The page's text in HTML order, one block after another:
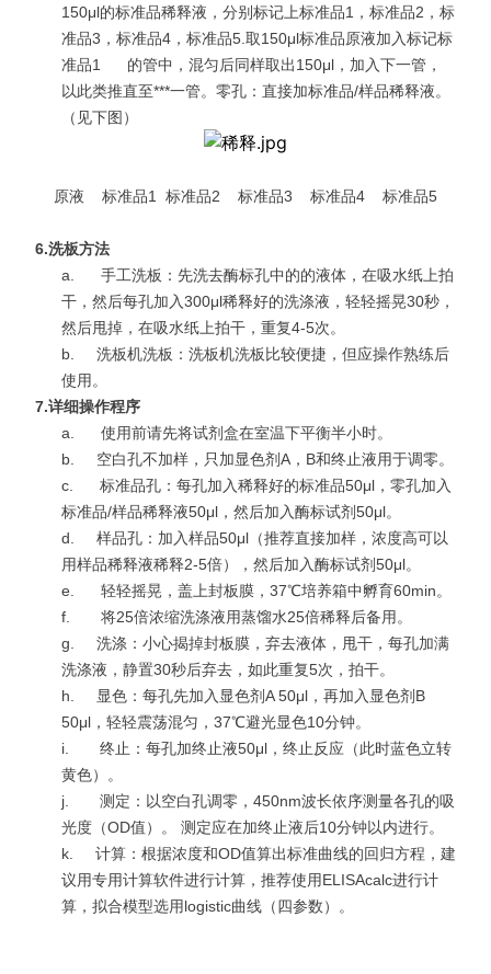
150μl的标准品稀释液，分别标记上标准品1，标准品2，标
准品3，标准品4，标准品5.取150μl标准品原液加入标记标
准品1 的管中，混匀后同样取出150μl，加入下一管，
以此类推直至***一管。零孔：直接加标准品/样品稀释液。
（见下图）
原液 标准品1 标准品2 标准品3 标准品4 标准品5
6.洗板方法
a.
手工洗板：先洗去酶标孔中的的液体，在吸水纸上拍
干，然后每孔加入300μl稀释好的洗涤液，轻轻摇晃30秒，
然后甩掉，在吸水纸上拍干，重复4-5次。
b.
洗板机洗板：洗板机洗板比较便捷，但应操作熟练后
使用。
7.详细操作程序
a.
使用前请先将试剂盒在室温下平衡半小时。
b.
空白孔不加样，只加显色剂A，B和终止液用于调零。
c.
标准品孔：每孔加入稀释好的标准品50μl，零孔加入
标准品/样品稀释液50μl，然后加入酶标试剂50μl。
d.
样品孔：加入样品50μl（推荐直接加样，浓度高可以
用样品稀释液稀释2-5倍），然后加入酶标试剂50μl。
e.
轻轻摇晃，盖上封板膜，37℃培养箱中孵育60min。
f.
将25倍浓缩洗涤液用蒸馏水25倍稀释后备用。
g.
洗涤：小心揭掉封板膜，弃去液体，甩干，每孔加满
洗涤液，静置30秒后弃去，如此重复5次，拍干。
h.
显色：每孔先加入显色剂A 50μl，再加入显色剂B
50μl，轻轻震荡混匀，37℃避光显色10分钟。
i.
终止：每孔加终止液50μl，终止反应（此时蓝色立转
黄色）。
j.
测定：以空白孔调零，450nm波长依序测量各孔的吸
光度（OD值）。 测定应在加终止液后10分钟以内进行。
k.
计算：根据浓度和OD值算出标准曲线的回归方程，建
议用专用计算软件进行计算，推荐使用ELISAcalc进行计
算，拟合模型选用logistic曲线（四参数）。